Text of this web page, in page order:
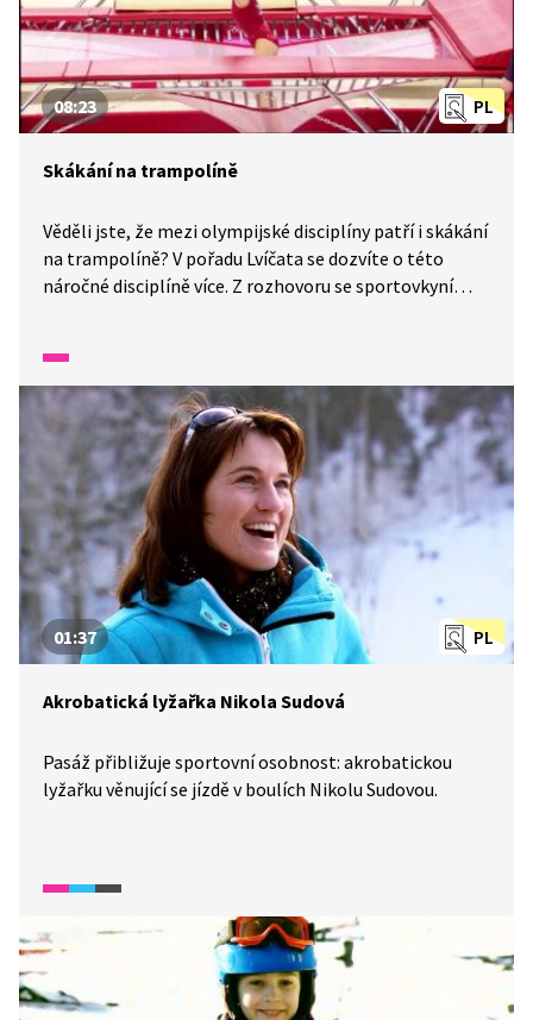
PL
08:23
Skákání na trampolíně
Věděli jste, že mezi olympijské disciplíny patří i skákání
na trampolíně? V pořadu Lvíčata se dozvíte o této
náročné disciplíně více. Z rozhovoru se sportovkyní
na hale, ve které se závody konají.
PL
01:37
Akrobatická lyžařka Nikola Sudová
Pasáž přibližuje sportovní osobnost: akrobatickou
lyžařku věnující se jízdě v boulích Nikolu Sudovou.